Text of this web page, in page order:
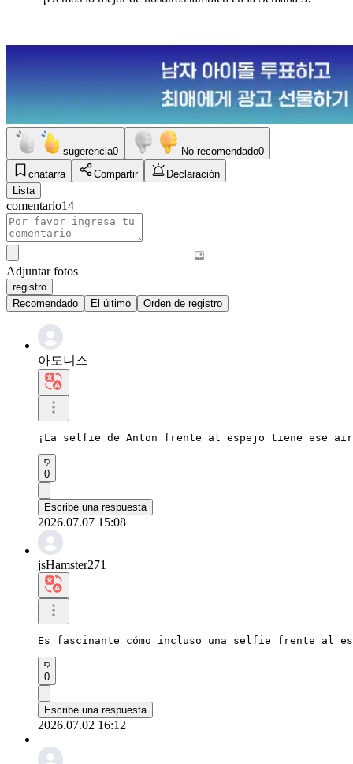
sugerencia0 No recomendado0
chatarra
Compartir
Declaración
Lista
comentario14
Adjuntar fotos
registro
Recomendado
El último Orden de registro
아도니스
¡La selfie de Anton frente al espejo tiene ese
0
Escribe una respuesta
2026.07.07 15:08
jsHamster271
Es fascinante cómo incluso una selfie frente al
0
Escribe una respuesta
2026.07.02 16:12